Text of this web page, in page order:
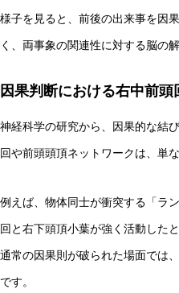
様子を見ると、前後の出来事を因
く、両事象の関連性に対する脳の
因果判断における右中前頭
神経科学の研究から、因果的な結
回や前頭頭頂ネットワークは、単
例えば、物体同士が衝突する「ラ
回と右下頭頂小葉が強く活動した
通常の因果則が破られた場面では
です。